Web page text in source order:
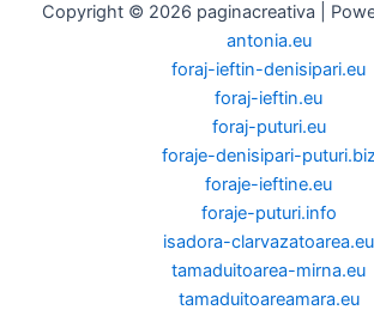
Copyright © 2026 paginacreativa |
antonia.eu
foraj-ieftin-denisipari.eu
foraj-ieftin.eu
foraj-puturi.eu
foraje-denisipari-
foraje-ieftine.eu
foraje-puturi.info
isadora-clarvazatoarea.eu
tamaduitoarea-mirna.eu
tamaduitoareamara.eu